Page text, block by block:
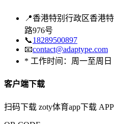
📍香港特别行政区香港
路976号
📞18289500897
📧contact@adaptype.com
* 工作时间：周一至周日
客户端下载
扫码下载 zoty体育app下载 APP